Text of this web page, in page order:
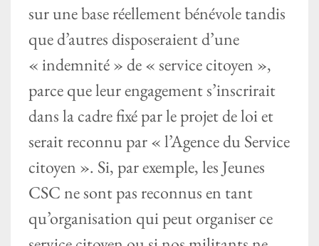
sur une base réellement bénévole tandis
que d’autres disposeraient d’une
« indemnité » de « service citoyen »,
parce que leur engagement s’inscrirait
dans la cadre fixé par le projet de loi et
serait reconnu par « l’Agence du Service
citoyen ». Si, par exemple, les Jeunes
CSC ne sont pas reconnus en tant
qu’organisation qui peut organiser ce